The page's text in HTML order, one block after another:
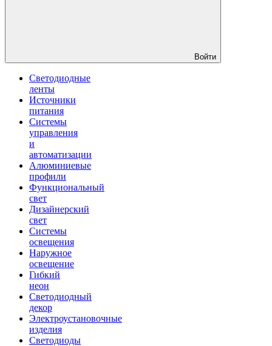
Войти
Светодиодные
ленты
Источники
питания
Системы
управления
и
автоматизации
Алюминиевые
профили
Функциональный
свет
Дизайнерский
свет
Системы
освещения
Наружное
освещение
Гибкий
неон
Светодиодный
декор
Электроустановочные
изделия
Светодиоды